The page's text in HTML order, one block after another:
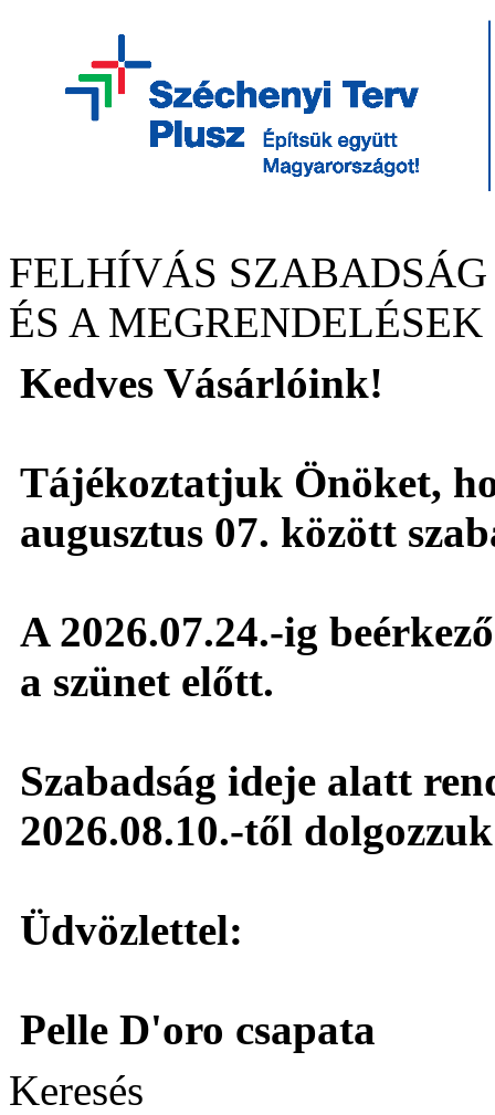
FELHÍVÁS
ÉS A
Kedves Vásárlóink!
Tájékoztatjuk Önöket,
augusztus 07. között
A 2026.07.24.-ig
a szünet előtt.
Szabadság ideje alatt
2026.08.10.-től
Üdvözlettel:
Pelle D'oro csapata
Keresés